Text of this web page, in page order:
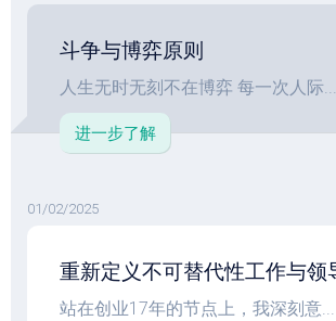
斗争与博弈原则
人生无时无刻不在博弈 每一次人际...
进一步了解
01/02/2025
重新定义不可替代性工作与领
站在创业17年的节点上，我深刻意...